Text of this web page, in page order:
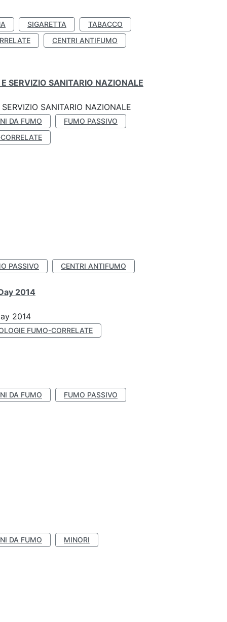
SIGARETTA
TABACCO
CENTRI ANTIFUMO
SERVIZIO SANITARIO NAZIONALE
SANITARIO NAZIONALE
DA FUMO
FUMO PASSIVO
PASSIVO CENTRI ANTIFUMO
2014
2014
FUMO-CORRELATE
DA FUMO
FUMO PASSIVO
DA FUMO MINORI